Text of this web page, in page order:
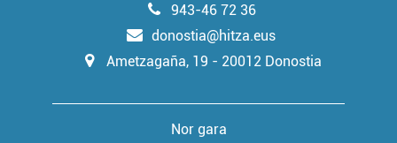
943-46 72 36
donostia@hitza.eus
Ametzagaña, 19 - 20012 Donostia
Nor gara